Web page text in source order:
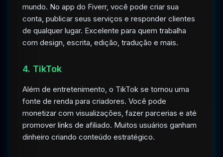
mundo. No app do Fiverr, você pode criar sua
conta, publicar seus serviços e responder clientes
de qualquer lugar. Excelente para quem trabalha
com design, escrita, edição, tradução e mais.
4. TikTok
Além de entretenimento, o TikTok se tornou uma
fonte de renda para criadores. Você pode
monetizar com visualizações, fazer parcerias e até
promover links de afiliado. Muitos usuários ganham
dinheiro criando conteúdo estratégico.